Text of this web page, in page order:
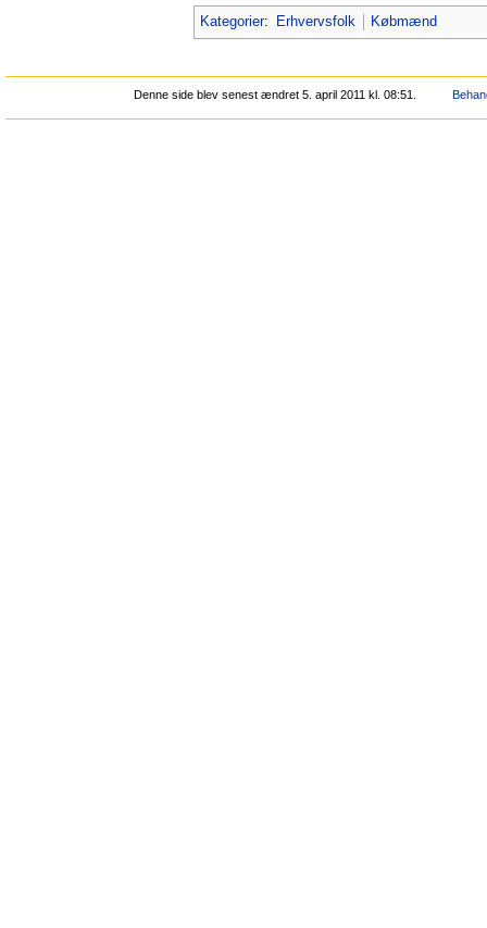
Kategorier: Erhvervsfolk Købmænd
Denne side blev senest ændret 5. april 2011 kl. 08:51.